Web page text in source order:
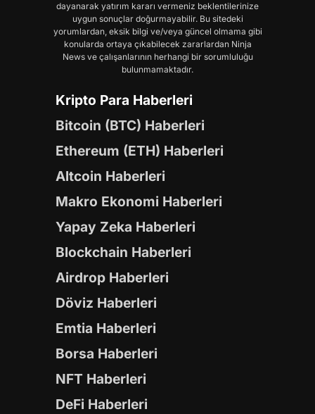
dayanarak yatırım kararı vermeniz beklentilerinize
uygun sonuçlar doğurmayabilir. Bu sitedeki
yorumlardan, eksik bilgi ve/veya güncel olmama gibi
konularda ortaya çıkabilecek zararlardan Ninja
News ve çalışanlarının herhangi bir sorumluluğu
bulunmamaktadır.
Kripto Para Haberleri
Bitcoin (BTC) Haberleri
Ethereum (ETH) Haberleri
Altcoin Haberleri
Makro Ekonomi Haberleri
Yapay Zeka Haberleri
Blockchain Haberleri
Airdrop Haberleri
Döviz Haberleri
Emtia Haberleri
Borsa Haberleri
NFT Haberleri
DeFi Haberleri